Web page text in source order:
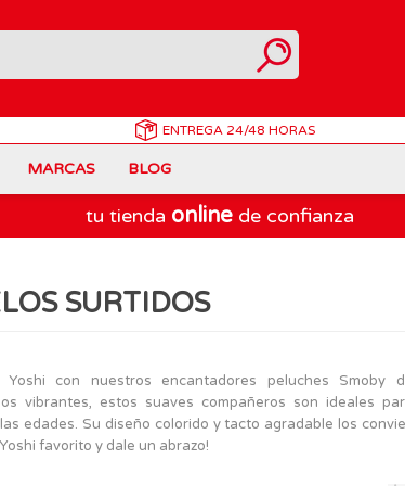
ENTREGA 24/48 HORAS
Muñecas Famosa
Playmobil
Spiderman
The Bellies
MARCAS BLOG
tu tienda online de confianza
SURTIDOS
con nuestros encantadores peluches Smoby
vibrantes, estos suaves compañeros son ideales
edades. Su diseño colorido y tacto agradable los
favorito y dale un abrazo!